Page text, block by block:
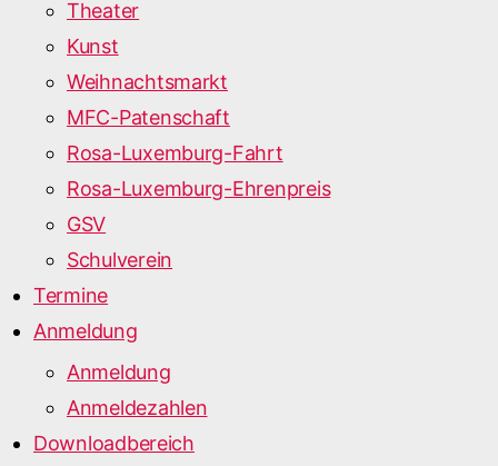
Theater
Kunst
Weihnachtsmarkt
MFC-Patenschaft
Rosa-Luxemburg-Fahrt
Rosa-Luxemburg-Ehrenpreis
GSV
Schulverein
Termine
Anmeldung
Anmeldung
Anmeldezahlen
Downloadbereich